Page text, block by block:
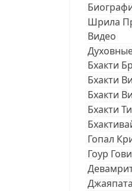
Шрила
Видео
Бхакти
Бхакти
Бхакти
Бхакти
Гопал
Гоур